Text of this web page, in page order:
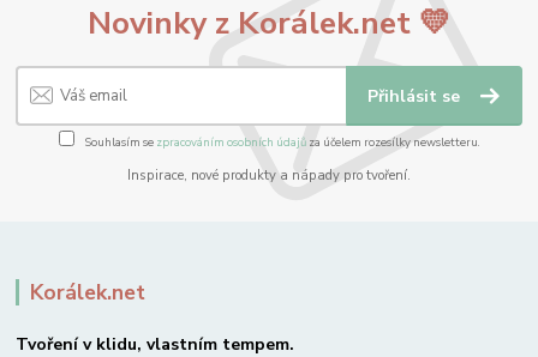
Novinky z Korálek.net 💛
Přihlásit se
Souhlasím se zpracováním osobních údajůza účelem rozesílky newsletteru.
Inspirace, nové produkty a nápady pro tvoření.
Korálek.net
Tvoření v klidu, vlastním tempem.